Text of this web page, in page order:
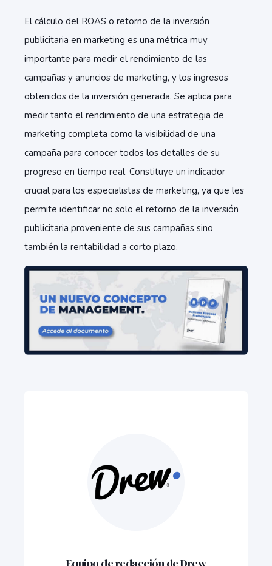
El cálculo del ROAS o retorno de la inversión
publicitaria en marketing es una métrica muy
importante para medir el rendimiento de las
campañas y anuncios de marketing, y los ingresos
obtenidos de la inversión generada. Se aplica para
medir tanto el rendimiento de una estrategia de
marketing completa como la visibilidad de una
campaña para conocer todos los detalles de su
progreso en tiempo real. Constituye un indicador
crucial para los especialistas de marketing, ya que les
permite identificar no solo el retorno de la inversión
publicitaria proveniente de sus campañas sino
también la rentabilidad a corto plazo.